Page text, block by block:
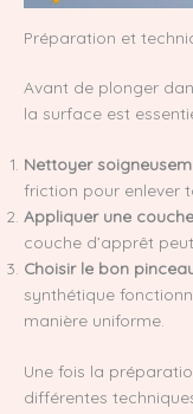
Préparation et
Avant de plonger
la surface est
Nettoyer
friction pour enlever
Appliquer une
couche d’apprêt
Choisir le bon
synthétique
manière uniforme.
Une fois la
différentes